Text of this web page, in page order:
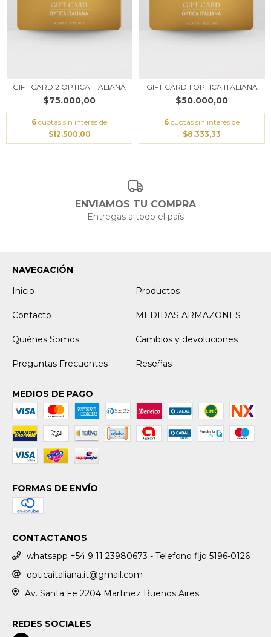
GIFT CARD 2 OPTICA ITALIANA
$75.000,00
6 cuotas sin interés de
$12.500,00
GIFT CARD 1 OPTICA ITALIANA
$50.000,00
6 cuotas sin interés de
$8.333,33
ENVIAMOS TU COMPRA
Entregas a todo el país
NAVEGACIÓN
Inicio
Productos
Contacto MEDIDAS ARMAZONES
Quiénes Somos Cambios y devoluciones
Preguntas Frecuentes Reseñas
MEDIOS DE PAGO
FORMAS DE ENVÍO
CONTACTANOS
whatsapp +54 9 11 23980673 - Telefono fijo 5196-0126
opticaitaliana.it@gmail.com
Av. Santa Fe 2204 Martinez Buenos Aires
REDES SOCIALES